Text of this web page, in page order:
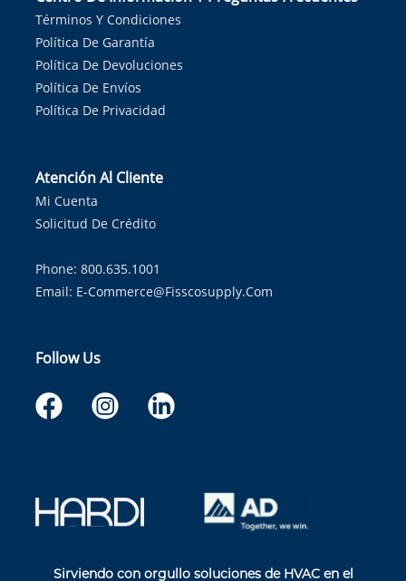
Términos Y Condiciones
Política De Garantía
Política De Devoluciones
Política De Envíos
Política De Privacidad
Atención Al Cliente
Mi Cuenta
Solicitud De Crédito
Phone: 800.635.1001
Email: E-Commerce@fisscosupply.com
Follow Us
Sirviendo con orgullo soluciones de HVAC en el